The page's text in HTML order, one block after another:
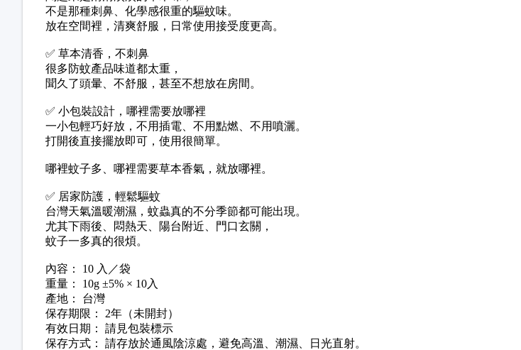
不是那種刺鼻、化學感很重的驅蚊味。
放在空間裡，清爽舒服，日常使用接受度更高。
✅ 草本清香，不刺鼻
很多防蚊產品味道都太重，
聞久了頭暈、不舒服，甚至不想放在房間。
✅ 小包裝設計，哪裡需要放哪裡
一小包輕巧好放，不用插電、不用點燃、不用噴灑。
打開後直接擺放即可，使用很簡單。
哪裡蚊子多、哪裡需要草本香氣，就放哪裡。
✅ 居家防護，輕鬆驅蚊
台灣天氣溫暖潮濕，蚊蟲真的不分季節都可能出現。
尤其下雨後、悶熱天、陽台附近、門口玄關，
蚊子一多真的很煩。
內容： 10 入／袋
重量： 10g ±5% × 10入
產地： 台灣
保存期限： 2年（未開封）
有效日期： 請見包裝標示
保存方式： 請存放於通風陰涼處，避免高溫、潮濕、日光直射。